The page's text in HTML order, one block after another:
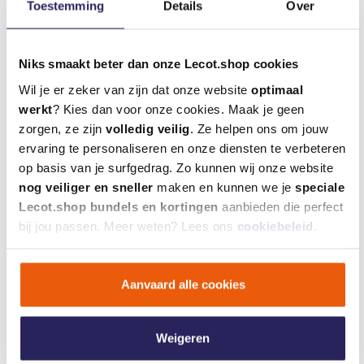
Toestemming Details Over
Niks smaakt beter dan onze Lecot.shop cookies
Wil je er zeker van zijn dat onze website optimaal
werkt? Kies dan voor onze cookies. Maak je geen
zorgen, ze zijn volledig veilig . Ze helpen ons om jouw
ervaring te personaliseren en onze diensten te verbeteren
op basis van je surfgedrag. Zo kunnen wij onze website
nog veiliger en sneller maken en kunnen we je speciale
Lecot.shop bundels en kortingen aanbieden die perfect
bij jou passen. Meer weten? Lees ons cookiebeleid
Aanvaard alle cookies
Weigeren
Gehoorbeugel 3M – 1310
€ 9,21
€ 7,61 excl. btw
Polycarbonaat
bezoekersbril piton 2 -
blank
€ 2,41
€ 1,99 excl. btw
Deze interesseren je misschien ook
- 20%